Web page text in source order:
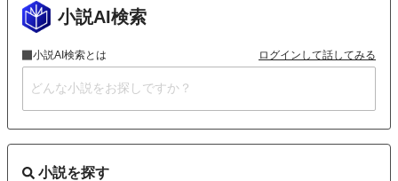
小説AI検索
小説AI検索とは ログインして話してみる
小説を探す